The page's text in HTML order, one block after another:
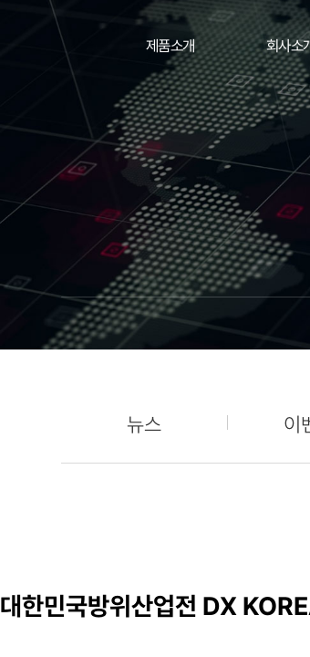
제품소개 회사소
뉴스 이
대한민국방위산업전 DX